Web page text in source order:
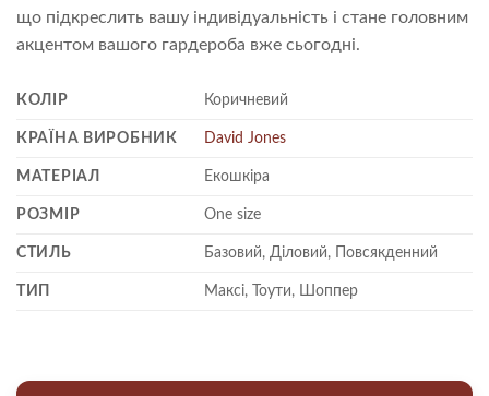
що підкреслить вашу індивідуальність і стане головним
акцентом вашого гардероба вже сьогодні.
КОЛІР Коричневий
КРАЇНА ВИРОБНИК David Jones
МАТЕРІАЛ Екошкіра
РОЗМІР One size
СТИЛЬ Базовий, Діловий, Повсякденний
ТИП Максі, Тоути, Шоппер